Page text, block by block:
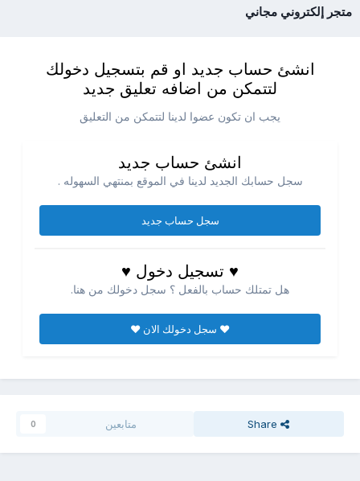
متجر إلكتروني مجاني
انشئ حساب جديد او قم بتسجيل دخولك
لتتمكن من اضافه تعليق جديد
يجب ان تكون عضوا لدينا لتتمكن من التعليق
انشئ حساب جديد
سجل حسابك الجديد لدينا في الموقع بمنتهي السهوله .
سجل حساب جديد
♥ تسجيل دخول ♥
هل تمتلك حساب بالفعل ؟ سجل دخولك من هنا.
♥ سجل دخولك الان ♥
Share متابعين 0